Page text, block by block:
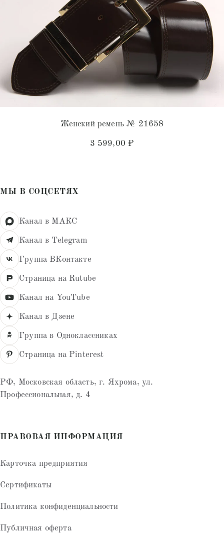
Женский ремень № 21658
3 599,00 ₽
МЫ В СОЦСЕТЯХ
Канал в МАКС
Канал в Telegram
Группа ВКонтакте
Страница на Rutube
Канал на YouTube
Канал в Дзене
Группа в Одноклассниках
Страница на Pinterest
РФ, Московская область, г. Яхрома, ул.
Профессиональная, д. 4
ПРАВОВАЯ ИНФОРМАЦИЯ
Карточка предприятия
Сертификаты
Политика конфиденциальности
Публичная оферта